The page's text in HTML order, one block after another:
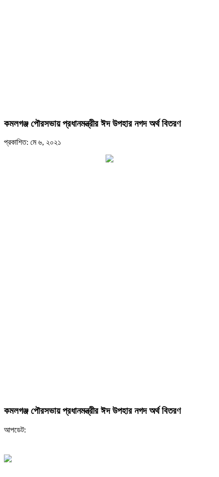
কমলগঞ্জ পৌরসভায় প্রধানমন্ত্রীর ঈদ উপহার নগদ অর্থ বিতরণ
প্রকাশিত: মে ৬, ২০২১
কমলগঞ্জ পৌরসভায় প্রধানমন্ত্রীর ঈদ উপহার নগদ অর্থ বিতরণ
আপডেট: